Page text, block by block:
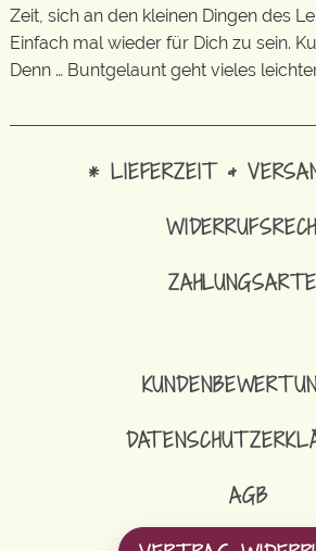
Zeit, sich an den kleinen Dingen des
Einfach mal wieder für Dich zu sein.
Denn … Buntgelaunt geht vieles
* LIEFERZEIT &
AGB